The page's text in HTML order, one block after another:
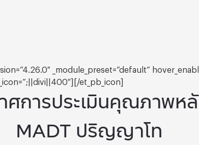
_module_preset=”default”
et_pb_icon]
ศการประเมินคุณภาพห
MADT ปริญญาโท